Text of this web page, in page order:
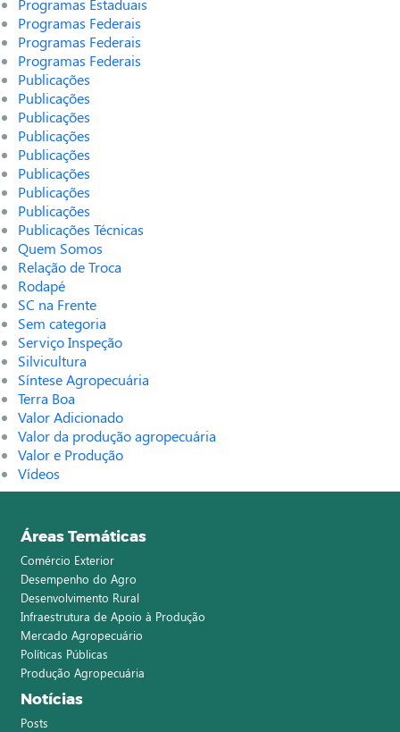
Programas Estaduais
Programas Federais
Programas Federais
Programas Federais
Publicações
Publicações
Publicações
Publicações
Publicações
Publicações
Publicações
Publicações
Publicações Técnicas
Quem Somos
Relação de Troca
Rodapé
SC na Frente
Sem categoria
Serviço Inspeção
Silvicultura
Síntese Agropecuária
Terra Boa
Valor Adicionado
Valor da produção agropecuária
Valor e Produção
Vídeos
Áreas Temáticas
Comércio Exterior
Desempenho do Agro
Desenvolvimento Rural
Infraestrutura de Apoio à Produção
Mercado Agropecuário
Políticas Públicas
Produção Agropecuária
Notícias
Posts